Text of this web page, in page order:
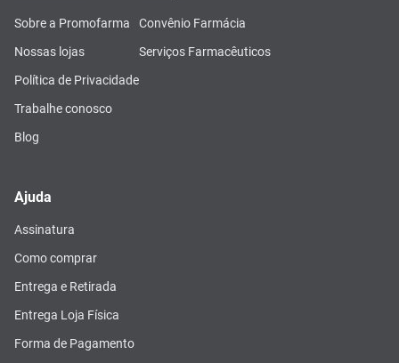
Sobre a Promofarma
Nossas lojas
Política de Privacidade
Trabalhe conosco
Blog
Convênio Farmácia
Serviços Farmacêuticos
Ajuda
Assinatura
Como comprar
Entrega e Retirada
Entrega Loja Física
Forma de Pagamento